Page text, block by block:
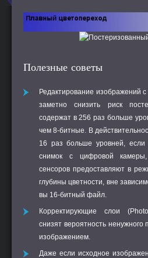
Полезные советы
Редактирование изображений
заметно снизить риск
содержат в 256 раз больше
чем 8-битные. В
16 раз больше уровней, если
снимок с цифровой камеры,
сенсоров предоставляют в
глубины цветности, вне
вы 16-битный файл.
Корректирующие слои
снизят вероятность
изображением.
Даже если исходное